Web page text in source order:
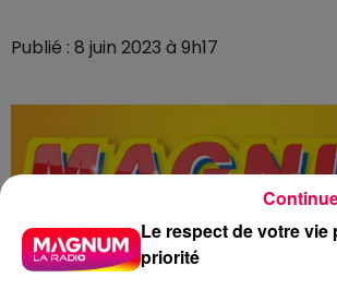
Publié : 8 juin 2023 à 9h17
Le respect de votre vie
priorité